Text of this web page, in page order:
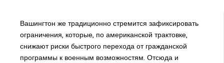
Вашингтон же традиционно стремится зафиксировать
ограничения, которые, по американской трактовке,
снижают риски быстрого перехода от гражданской
программы к военным возможностям. Отсюда и